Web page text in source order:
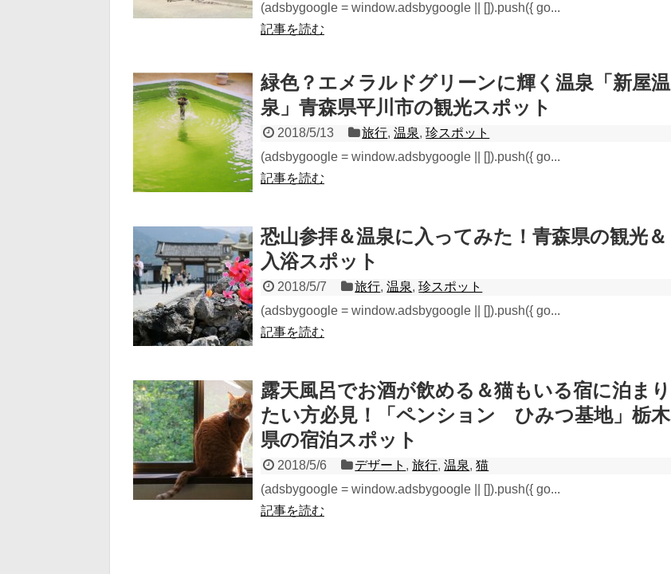
(adsbygoogle = window.adsbygoogle || []).push({ go...
記事を読む
緑色？エメラルドグリーンに輝く温泉「新屋温
泉」青森県平川市の観光スポット
2018/5/13 旅行,温泉,珍スポット
(adsbygoogle = window.adsbygoogle || []).push({ go...
記事を読む
恐山参拝＆温泉に入ってみた！青森県の観光＆
入浴スポット
2018/5/7 旅行,温泉,珍スポット
(adsbygoogle = window.adsbygoogle || []).push({ go...
記事を読む
露天風呂でお酒が飲める＆猫もいる宿に泊まり
たい方必見！「ペンション ひみつ基地」栃木
県の宿泊スポット
2018/5/6 デザート ,旅行,温泉,猫
(adsbygoogle = window.adsbygoogle || []).push({ go...
記事を読む